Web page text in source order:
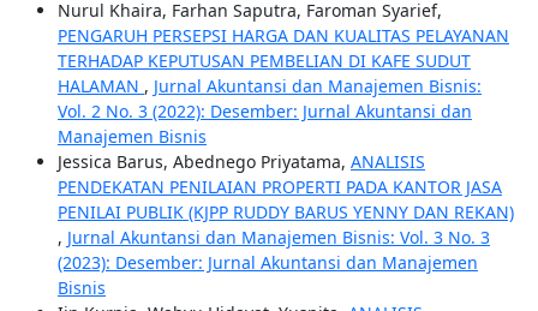
Nurul Khaira, Farhan Saputra, Faroman Syarief,
PENGARUH PERSEPSI HARGA DAN KUALITAS PELAYANAN
TERHADAP KEPUTUSAN PEMBELIAN DI KAFE SUDUT
HALAMAN , Jurnal Akuntansi dan Manajemen Bisnis:
Vol. 2 No. 3 (2022): Desember: Jurnal Akuntansi dan
Manajemen Bisnis
Jessica Barus, Abednego Priyatama, ANALISIS
PENDEKATAN PENILAIAN PROPERTI PADA KANTOR JASA
PENILAI PUBLIK (KJPP RUDDY BARUS YENNY DAN REKAN)
, Jurnal Akuntansi dan Manajemen Bisnis: Vol. 3 No. 3
(2023): Desember: Jurnal Akuntansi dan Manajemen
Bisnis